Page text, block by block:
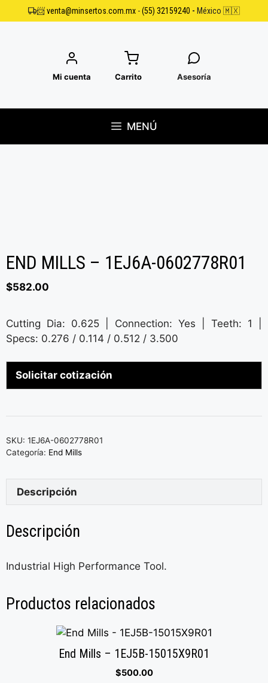
al
📨venta@minsertos.com.mx -(55) 32159240 - México 🇲🇽
Mi cuenta Carrito Asesoría
MENÚ
END MILLS – 1EJ6A-0602778R01
$582.00
Cutting Dia: 0.625 | Connection: Yes | Teeth: 1 |
Specs: 0.276 / 0.114 / 0.512 / 3.500
Solicitar cotización
SKU: 1EJ6A-0602778R01
Categoría: End Mills
Descripción
Descripción
Industrial High Performance Tool.
Productos relacionados
End Mills – 1EJ5B-15015X9R01
$500.00